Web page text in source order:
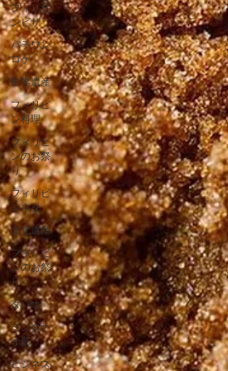
フィリピ
ンビザ
パラワン
ロケ
世界遺産
フィリピ
ン料理
フィリピ
ンのお祭
り
フィリピ
ンネタ
文化遺産
フィリピ
ンのお祭
り
ダバオ
ミンダナ
オ島
ビジネス